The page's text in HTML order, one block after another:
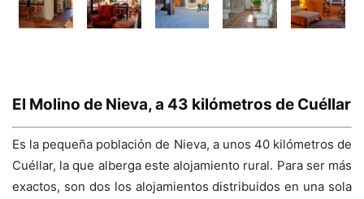
El Molino de Nieva, a 43 kilómetros de Cuéllar
Es la pequeña población de Nieva, a unos 40 kilómetros de
Cuéllar, la que alberga este alojamiento rural. Para ser más
exactos, son dos los alojamientos distribuidos en una sola